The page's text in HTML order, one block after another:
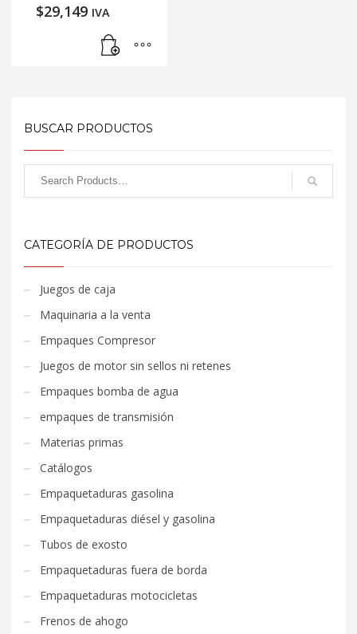
$29,149 IVA
BUSCAR PRODUCTOS
CATEGORÍA DE PRODUCTOS
Juegos de caja
Maquinaria a la venta
Empaques Compresor
Juegos de motor sin sellos ni retenes
Empaques bomba de agua
empaques de transmisión
Materias primas
Catálogos
Empaquetaduras gasolina
Empaquetaduras diésel y gasolina
Tubos de exosto
Empaquetaduras fuera de borda
Empaquetaduras motocicletas
Frenos de ahogo